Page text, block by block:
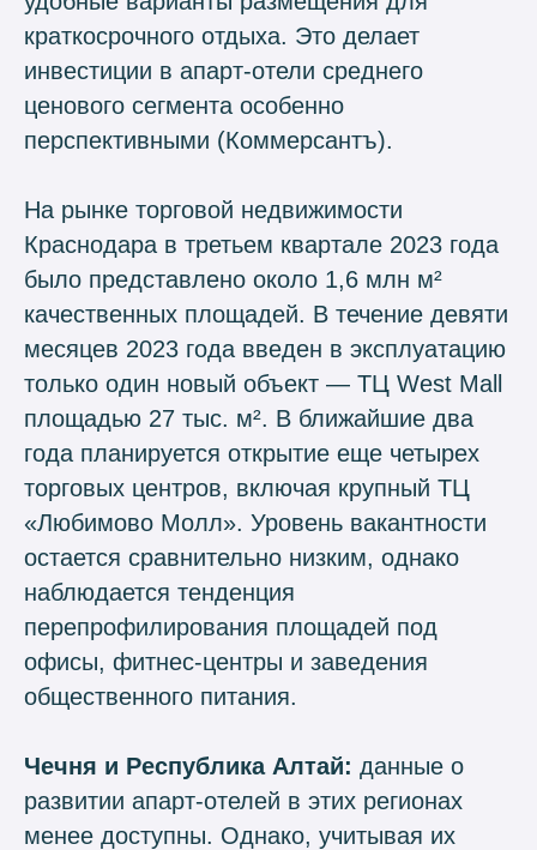
краткосрочного отдыха. Это делает
инвестиции в апарт-отели среднего
ценового сегмента особенно
перспективными (Коммерсантъ).
На рынке торговой недвижимости
Краснодара в третьем квартале 2023 года
было представлено около 1,6 млн м²
качественных площадей. В течение девяти
месяцев 2023 года введен в эксплуатацию
только один новый объект — ТЦ West Mall
площадью 27 тыс. м². В ближайшие два
года планируется открытие еще четырех
торговых центров, включая крупный ТЦ
«Любимово Молл». Уровень вакантности
остается сравнительно низким, однако
наблюдается тенденция
перепрофилирования площадей под
офисы, фитнес-центры и заведения
общественного питания.
Чечня и Республика Алтай: данные о
развитии апарт-отелей в этих регионах
менее доступны. Однако, учитывая их